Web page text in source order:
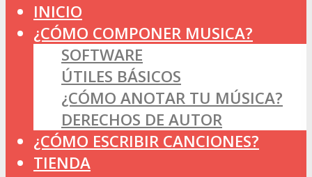
INICIO
¿CÓMO COMPONER MUSICA?
SOFTWARE
ÚTILES BÁSICOS
¿CÓMO ANOTAR TU MÚSICA?
DERECHOS DE AUTOR
¿CÓMO ESCRIBIR CANCIONES?
TIENDA